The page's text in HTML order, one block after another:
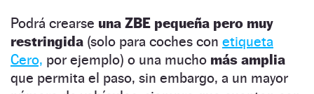
Podrá crearse una ZBE pequeña pero muy
restringida (solo para coches con etiqueta
Cero, por ejemplo) o una mucho más amplia
que permita el paso, sin embargo, a un mayor